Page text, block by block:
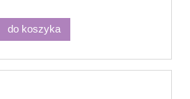
do koszyka